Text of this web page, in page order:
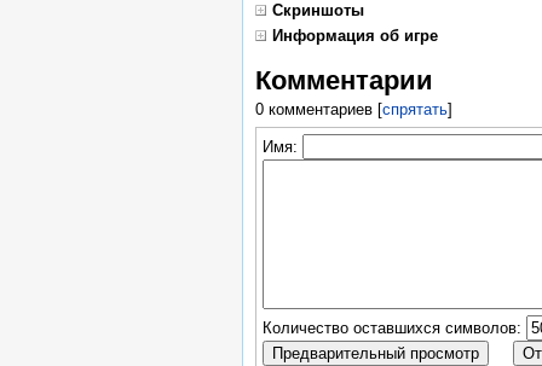
Скриншоты
Информация об игре
Комментарии
0 комментариев[спрятать]
Имя:
Количество оставшихся символов: